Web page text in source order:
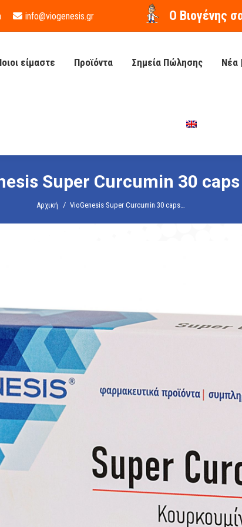
info@viogenesis.gr O Βιογένης
είμαστε Προϊόντα Σημεία Πώλησης Νέα
Super Curcumin 30
You are here:
Αρχική VioGenesis Super Curcumin 30 caps…